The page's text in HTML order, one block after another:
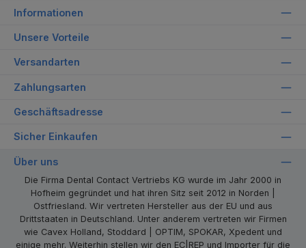
Informationen
Unsere Vorteile
Versandarten
Zahlungsarten
Geschäftsadresse
Sicher Einkaufen
Über uns
Die Firma Dental Contact Vertriebs KG wurde im Jahr 2000 in
Hofheim gegründet und hat ihren Sitz seit 2012 in Norden |
Ostfriesland. Wir vertreten Hersteller aus der EU und aus
Drittstaaten in Deutschland. Unter anderem vertreten wir Firmen
wie Cavex Holland, Stoddard | OPTIM, SPOKAR, Xpedent und
einige mehr. Weiterhin stellen wir den EC|REP und Importer für die